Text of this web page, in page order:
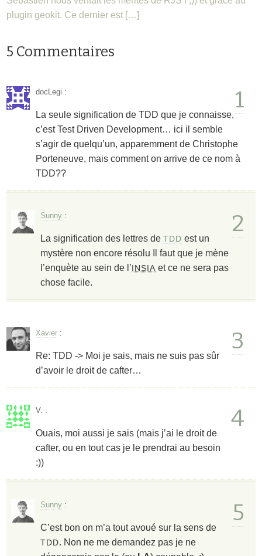
plugin geokit. Ce dernier est […]
5 Commentaires
1
docLegi :
La seule signification de TDD que je connaisse,
c’est Test Driven Development… ici il semble
s’agir de quelqu’un, apparemment de Christophe
Porteneuve, mais comment on arrive de ce nom à
TDD??
2
Sunny :
La signification des lettres deTDD est un
mystère non encore résolu Il faut que je mène
l’enquète au sein de l’INSIA et ce ne sera pas
chose facile.
3
Xavier :
Re: TDD -> Moi je sais, mais ne suis pas sûr
d’avoir le droit de cafter…
4
V. :
Ouais, moi aussi je sais (mais j’ai le droit de
cafter, ou en tout cas je le prendrai au besoin
:))
5
Sunny :
C’est bon on m’a tout avoué sur la sens de
TDD. Non ne me demandez pas je ne